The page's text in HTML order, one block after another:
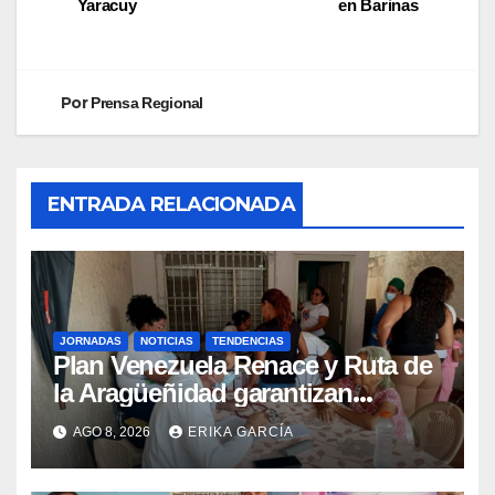
en Barinas
Yaracuy
PorPrensa Regional
ENTRADA RELACIONADA
JORNADAS NOTICIAS TENDENCIAS
Plan Venezuela Renace y Ruta de
la Aragüeñidad garantizan
atención médica integral en
Aragua
AGO 8, 2026 ERIKA GARCÍA